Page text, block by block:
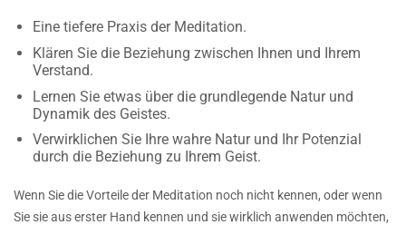
Eine tiefere Praxis der Meditation.
Klären Sie die Beziehung zwischen Ihnen und Ihrem
Verstand.
Lernen Sie etwas über die grundlegende Natur und
Dynamik des Geistes.
Verwirklichen Sie Ihre wahre Natur und Ihr Potenzial
durch die Beziehung zu Ihrem Geist.
Wenn Sie die Vorteile der Meditation noch nicht kennen, oder wenn
Sie sie aus erster Hand kennen und sie wirklich anwenden möchten,